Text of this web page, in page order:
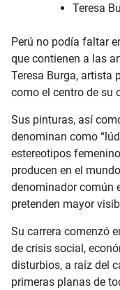
Teresa
Perú no podía faltar
que contienen a las
Teresa Burga, artista
como el centro de su
Sus pinturas, así
denominan como
estereotipos
producen en el
denominador común
pretenden mayor
Su carrera comenzó
de crisis social,
disturbios, a raíz del
primeras planas de